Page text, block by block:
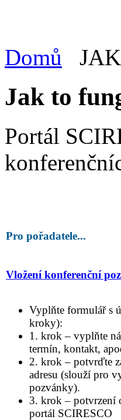
Domů
Jak to
Portál
Pro pořadatele...
Vložení konferenční
Vyplňte formulář s
kroky):
1. krok – vyplňte
termín, kontakt,
2. krok – potvrďte
adresu (slouží pro
pozvánky).
3. krok – potvrzení
portál SCIRESCO